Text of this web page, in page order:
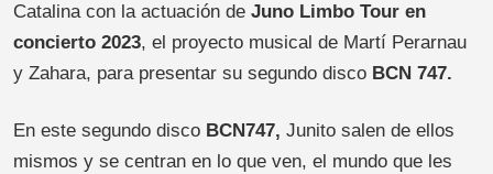
Catalina con la actuación de Juno Limbo Tour en
concierto 2023, el proyecto musical de Martí Perarnau
y Zahara, para presentar su segundo disco BCN 747.
En este segundo disco BCN747, Junito salen de ellos
mismos y se centran en lo que ven, el mundo que les